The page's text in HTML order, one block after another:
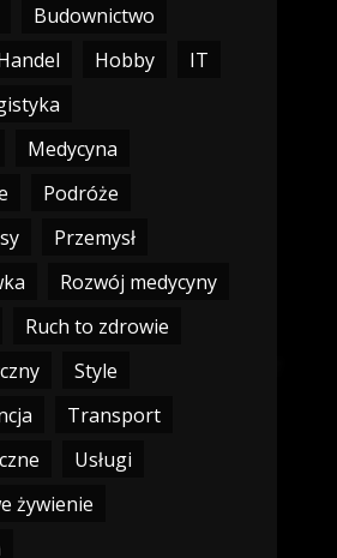
Budownictwo
Hobby
IT
Medycyna
Podróże
Przemysł
Rozwój medycyny
Ruch to zdrowie
Style
Transport
Usługi
żywienie